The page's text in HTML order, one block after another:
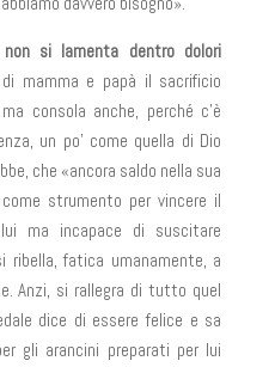
si lamenta dentro dolori
mamma e papà il sacrificio
consola anche, perché c’è
un po’ come quella di Dio
che «ancora saldo nella sua
strumento per vincere il
ma incapace di suscitare
ribella, fatica umanamente, a
Anzi, si rallegra di tutto quel
dice di essere felice e sa
gli arancini preparati per lui